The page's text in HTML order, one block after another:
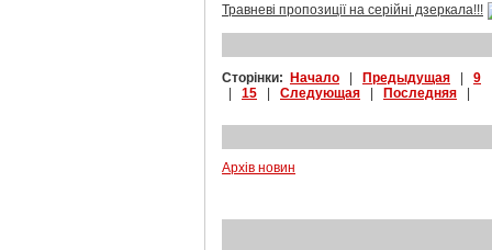
Травневі пропозиції на серійні дзеркала!!!
Сторінки: Начало Предыдущая 9
15 Следующая Последняя
Архів новин